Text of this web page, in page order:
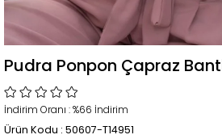
Pudra Ponpon Çapraz
İndirim Oranı :%66 İndirim
Ürün Kodu : 50607-T14951